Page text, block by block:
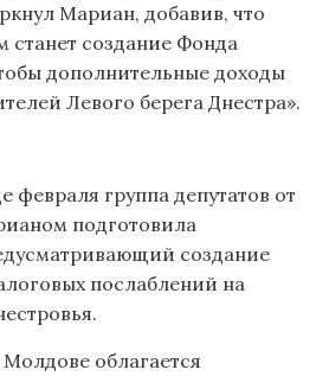
Мариан, добавив, что
создание Фонда
дополнительные доходы
Левого берега Днестра».
февраля группа депутатов от
подготовила
создание
послаблений на
облагается